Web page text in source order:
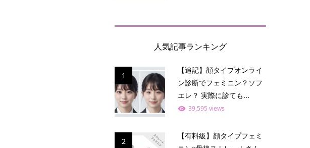
人気記事ランキング
1
【追記】顔タイプオンライ
ン診断でフェミニン？ソフ
エレ？ 実際に診ても...
39,595 views
2
【有料級】顔タイプフェミ